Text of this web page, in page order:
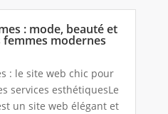
: mode, beauté et
modernes
: le site web chic pour
services esthétiquesLe
un site web élégant et